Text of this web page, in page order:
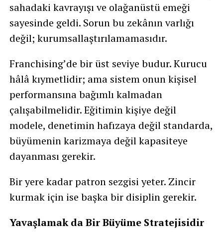
sahadaki kavrayışı ve olağanüstü emeği
sayesinde geldi. Sorun bu zekânın varlığı
değil; kurumsallaştırılamamasıdır.
Franchising’de bir üst seviye budur. Kurucu
hâlâ kıymetlidir; ama sistem onun kişisel
performansına bağımlı kalmadan
çalışabilmelidir. Eğitimin kişiye değil
modele, denetimin hafızaya değil standarda,
büyümenin karizmaya değil kapasiteye
dayanması gerekir.
Bir yere kadar patron sezgisi yeter. Zincir
kurmak için ise başka bir disiplin gerekir.
Yavaşlamak da Bir Büyüme Stratejisidir